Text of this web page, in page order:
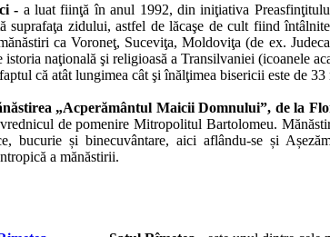
- a luat fiinţă în anul 1992, din iniţiativa
suprafaţa zidului, astfel de lăcaşe de cult fiind
ca Voroneţ, Suceviţa, Moldoviţa (de ex.
istoria naţională şi religioasă a Transilvaniei (icoanele
că atât lungimea cât şi înălţimea bisericii este de
„Acperământul Maicii Domnului”, de la
de pomenire Mitropolitul Bartolomeu.
bucurie și binecuvântare, aici aflându-se și
a mănăstirii.